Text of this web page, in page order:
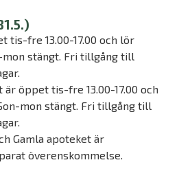
tis-fre 13.00-17.00 och lör
mon stängt. Fri tillgång till
är öppet tis-fre 13.00-17.00 och
mon stängt. Fri tillgång till
Gamla apoteket är
överenskommelse.